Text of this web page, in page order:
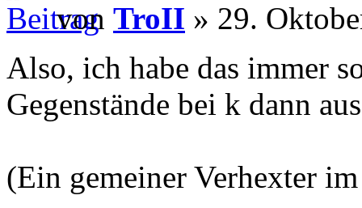
von TroII » 29.
Also, ich habe das immer
Gegenstände bei k dann
(Ein gemeiner Verhexter